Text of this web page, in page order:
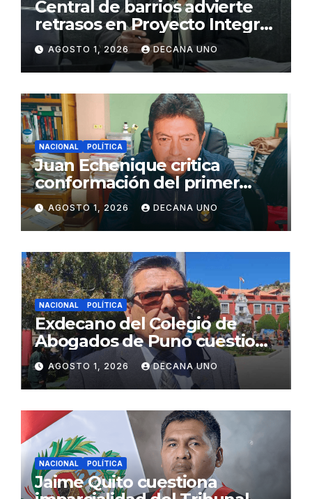
Central de barrios advierte
retrasos en Proyecto Integral
de Agua y Alcantarillado para
Juliaca
AGOSTO 1, 2026 DECANA UNO
NACIONAL POLÍTICA
Juan Echenique critica
conformación del primer
gabinete ministerial de Keiko
Fujimori
AGOSTO 1, 2026 DECANA UNO
NACIONAL POLÍTICA
Exdecano del Colegio de
Abogados de Puno cuestiona
propuestas sobre seguridad
ciudadana
AGOSTO 1, 2026 DECANA UNO
NACIONAL POLÍTICA
Jaime Quito cuestiona